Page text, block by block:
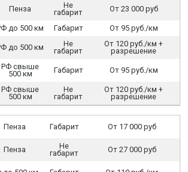
Пенза
Не
габарит
От 23 000 руб
до 500 км Габарит От 95 руб./км
до 500 км
Не
габарит
От 120 руб./км +
разрешение
РФ свыше
500 км
Габарит От 95 руб./км
РФ свыше
500 км
Не
габарит
От 120 руб./км +
разрешение
Пенза Габарит От 17 000 руб
Пенза
Не
габарит
От 27 000 руб